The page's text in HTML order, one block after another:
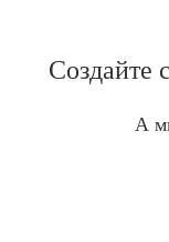
Создайте
А